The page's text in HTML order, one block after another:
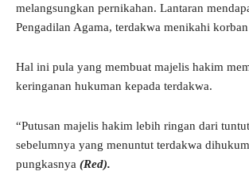
melangsungkan pernikahan. Lantaran
Pengadilan Agama, terdakwa menikahi korban
Hal ini pula yang membuat majelis hakim
keringanan hukuman kepada terdakwa.
“Putusan majelis hakim lebih ringan dari
sebelumnya yang menuntut terdakwa
pungkasnya (Red).